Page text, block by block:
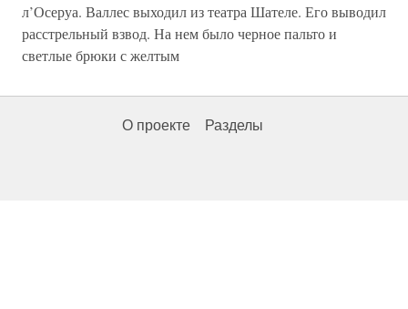
л’Осеруа. Валлес выходил из театра Шателе. Его выводил
расстрельный взвод. На нем было черное пальто и
светлые брюки с желтым
О проекте Разделы